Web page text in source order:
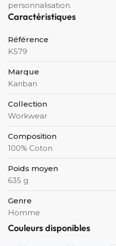
personnalisation.
Caractéristiques
Référence
K579
Marque
Kariban
Collection
Workwear
Composition
100% Coton
Poids moyen
635 g
Genre
Homme
Couleurs disponibles